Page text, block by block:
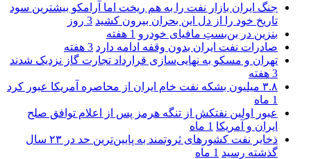
جنگ ایران بازار نفت را به هم ریخت اما آرامکو بیشترین سود
تاریخ خود را از دل این بحران بیرون کشید 3 روز
بنزین در بن‌بستِ مافیای خودرو 1 هفته
صادرات نفت ایران بدون وقفه ادامه دارد 3 هفته
تهران و مسکو به نهایی‌سازی قرارداد تجارت گاز نزدیک شدند
3 هفته
۳.۸ میلیون بشکه نفت خام ایران از محاصره آمریکا عبور کرد
1 ماه
عبور اولین نفتکش از تنگه هرمز پس از اعلام توافق صلح
ایران و آمریکا 1 ماه
ذخایر نفت کشورهای ثروتمند به پایین‌ترین حد در ۲۳ سال
گذشته رسید 1 ماه